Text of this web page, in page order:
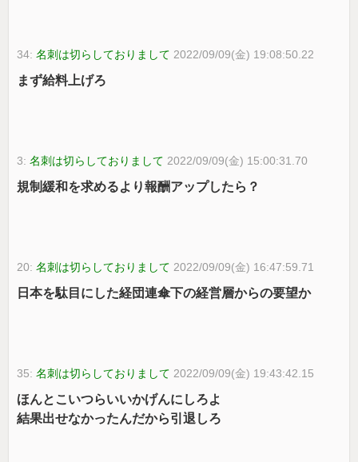
34:名刺は切らしておりまして 2022/09/09(金) 19:08:50.22
まず給料上げろ
3:名刺は切らしておりまして 2022/09/09(金) 15:00:31.70
規制緩和を求めるより報酬アップしたら？
20:名刺は切らしておりまして 2022/09/09(金) 16:47:59.71
日本を駄目にした経団連傘下の経営層からの要望か
35:名刺は切らしておりまして 2022/09/09(金) 19:43:42.15
ほんとこいつらいいかげんにしろよ
結果出せなかったんだから引退しろ